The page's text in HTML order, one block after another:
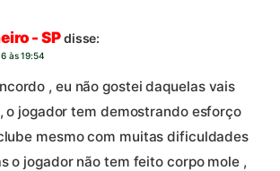
- SPdisse:
às 19:54
, eu não gostei daquelas vais
o jogador tem demostrando esforço
mesmo com muitas dificuldades
o jogador não tem feito corpo mole ,